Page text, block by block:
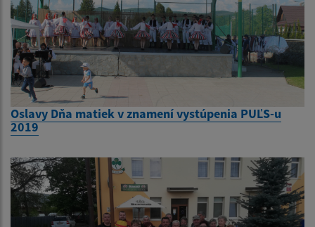
Oslavy Dňa matiek v znamení vystúpenia PUĽS-u
2019